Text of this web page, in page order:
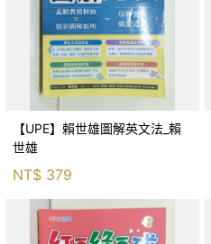
【UPE】賴世雄圖解英文法_賴
世雄
NT$ 379